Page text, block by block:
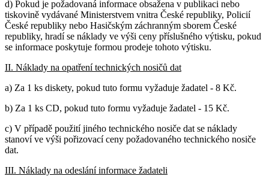
d) Pokud je požadovaná informace obsažena v publikaci nebo
tiskovině vydávané Ministerstvem vnitra České republiky, Policií
České republiky nebo Hasičským záchranným sborem České
republiky, hradí se náklady ve výši ceny příslušného výtisku, pokud
se informace poskytuje formou prodeje tohoto výtisku.
II. Náklady na opatření technických nosičů dat
a) Za 1 ks diskety, pokud tuto formu vyžaduje žadatel - 8 Kč.
b) Za 1 ks CD, pokud tuto formu vyžaduje žadatel - 15 Kč.
c) V případě použití jiného technického nosiče dat se náklady
stanoví ve výši pořizovací ceny požadovaného technického nosiče
dat.
III. Náklady na odeslání informace žadateli